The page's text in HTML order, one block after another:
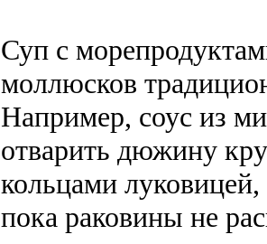
Суп с
моллюсков
Например, соус из
отварить дюжину
кольцами
пока раковины не